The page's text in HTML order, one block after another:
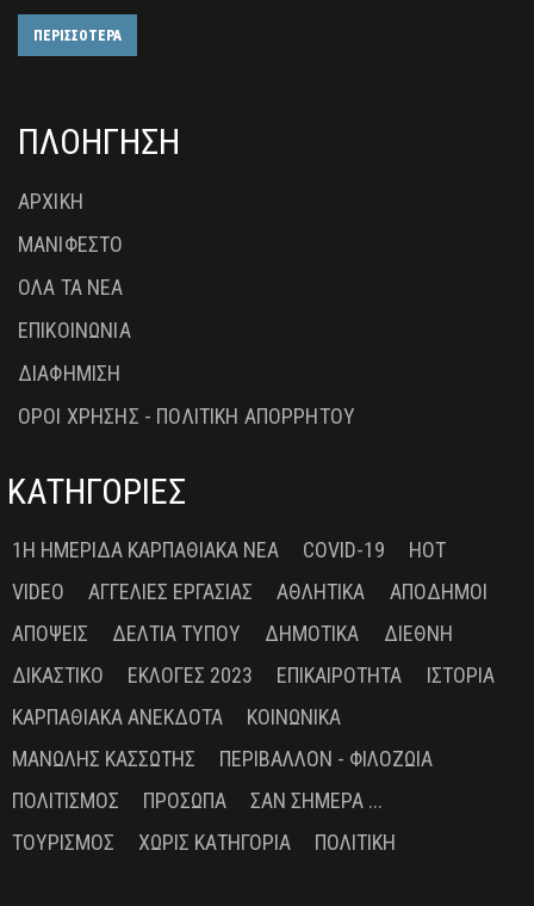
ΠΕΡΙΣΣΟΤΕΡΑ
ΠΛΟΗΓΗΣΗ
ΑΡΧΙΚΗ
ΜΑΝΙΦΕΣΤΟ
ΟΛΑ ΤΑ ΝΕΑ
ΕΠΙΚΟΙΝΩΝΙΑ
ΔΙΑΦΗΜΙΣΗ
ΟΡΟΙ ΧΡΗΣΗΣ - ΠΟΛΙΤΙΚΗ ΑΠΟΡΡΗΤΟΥ
ΚΑΤΗΓΟΡΙΕΣ
1Η ΗΜΕΡΊΔΑ ΚΑΡΠΑΘΙΑΚΆ ΝΈΑ COVID-19
HOT
VIDEO
ΑΓΓΕΛΊΕΣ ΕΡΓΑΣΊΑΣ ΑΘΛΗΤΙΚΆ
ΑΠΌΔΗΜΟΙ
ΑΠΌΨΕΙΣ
ΔΕΛΤΊΑ ΤΎΠΟΥ ΔΗΜΟΤΙΚΆ
ΔΙΕΘΝΉ
ΔΙΚΑΣΤΙΚΌ
ΕΚΛΟΓΈΣ 2023 ΕΠΙΚΑΙΡΌΤΗΤΑ
ΙΣΤΟΡΊΑ
ΚΑΡΠΑΘΙΑΚΆ ΑΝΈΚΔΟΤΑ
ΚΟΙΝΩΝΙΚΆ
ΜΑΝΏΛΗΣ ΚΑΣΣΏΤΗΣ
ΠΕΡΙΒΆΛΛΟΝ - ΦΙΛΟΖΩΊΑ
ΠΟΛΙΤΙΣΜΌΣ
ΠΡΌΣΩΠΑ
ΣΑΝ ΣΉΜΕΡΑ ...
ΤΟΥΡΙΣΜΌΣ
ΧΩΡΊΣ ΚΑΤΗΓΟΡΊΑ ΠΟΛΙΤΙΚΉ